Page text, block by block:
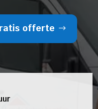
offerte